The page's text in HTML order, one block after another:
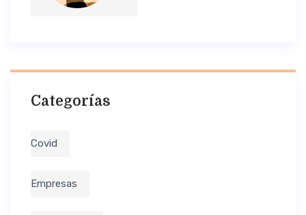
Categorías
Covid
Empresas